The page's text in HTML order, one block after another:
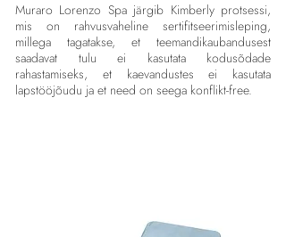
Muraro Lorenzo Spa järgib Kimberly protsessi,
mis on rahvusvaheline sertifitseerimisleping,
millega tagatakse, et teemandikaubandusest
saadavat tulu ei kasutata kodusõdade
rahastamiseks, et kaevandustes ei kasutata
lapstööjõudu ja et need on seega konflikt-free.